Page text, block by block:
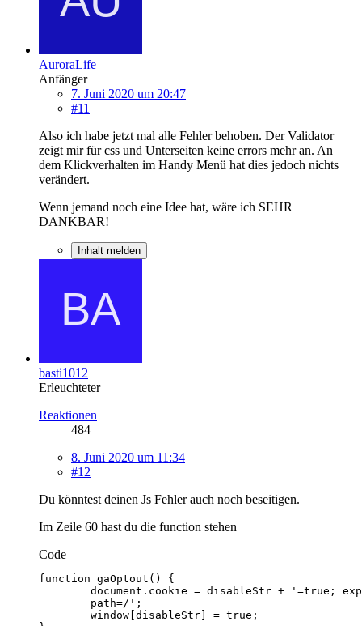
AuroraLife
Anfänger
7. Juni 2020 um 20:47
#11
Also ich habe jetzt mal alle Fehler behoben. Der Validator
zeigt mir für css und Unterseiten keine errors mehr an. An
dem Klickverhalten im Handy Menü hat dies jedoch nichts
verändert.
Wenn jemand noch eine Idee hat, wäre ich SEHR
DANKBAR!
Inhalt melden
basti1012
Erleuchteter
Reaktionen
484
8. Juni 2020 um 11:34
#12
Du könntest deinen Js Fehler auch noch beseitigen.
Im Zeile 60 hast du die function stehen
Code